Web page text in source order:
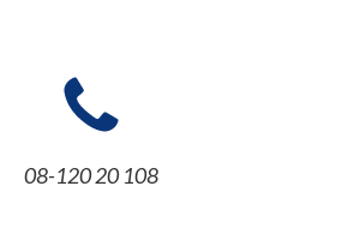
08-120 20 108